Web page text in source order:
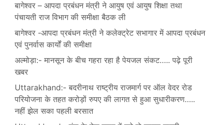
बागेश्वर – आपदा प्रबंधन मंत्री ने आयुष एवं आयुष शिक्षा तथा
पंचायती राज विभाग की समीक्षा बैठक ली
बागेश्वर -आपदा प्रबंधन मंत्री ने कलेक्ट्रेट सभागार में आपदा प्रबंधन
एवं पुनर्वास कार्यों की समीक्षा
अल्मोड़ा:- मानसून के बीच गहरा रहा है पेयजल संकट….. पढ़े पूरी
खबर
Uttarakhand:- बदरीनाथ राष्ट्रीय राजमार्ग पर ऑल वेदर रोड
परियोजना के तहत करोड़ों रुपए की लागत से हुआ सुधारीकरण…..
नहीं झेल सका पहली बरसात